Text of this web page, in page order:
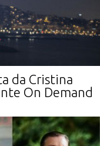
da Cristina
On Demand